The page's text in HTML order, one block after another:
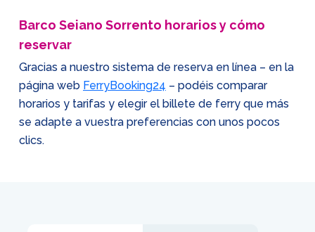
Barco Seiano Sorrento horarios y cómo
reservar
Gracias a nuestro sistema de reserva en línea – en la
página web FerryBooking24 – podéis comparar
horarios y tarifas y elegir el billete de ferry que más
se adapte a vuestra preferencias con unos pocos
clics.